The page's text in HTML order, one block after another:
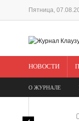
Пятница,
НОВОСТИ
О ЖУРНАЛЕ